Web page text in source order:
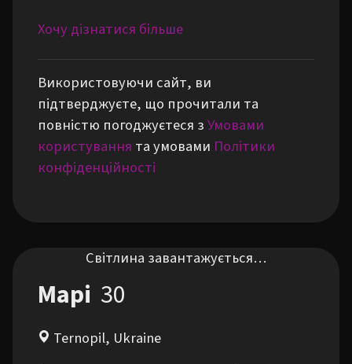
Хочу дізнатися більше
Використовуючи сайт, ви
підтверджуєте, що прочитали та
повністю погоджуєтеся зУмовами
користування та умовами Політики
конфіденційності
Світлина завантажується…
Марі 30
Ternopil, Ukraine